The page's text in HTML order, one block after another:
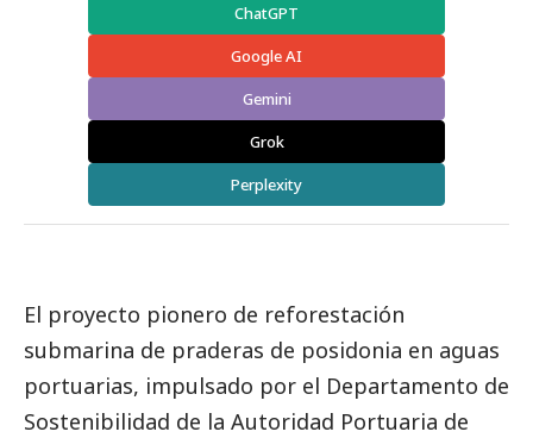
ChatGPT
Google AI
Gemini
Grok
Perplexity
El proyecto pionero de reforestación
submarina de praderas de posidonia en aguas
portuarias, impulsado por el Departamento de
Sostenibilidad de la Autoridad Portuaria de